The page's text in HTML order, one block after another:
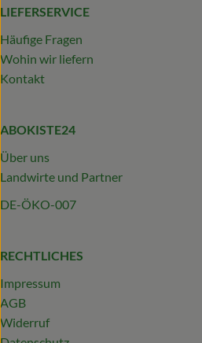
LIEFERSERVICE
Häufige Fragen
Wohin wir liefern
Kontakt
ABOKISTE24
Über uns
Landwirte und Partner
DE-ÖKO-007
RECHTLICHES
Impressum
AGB
Widerruf